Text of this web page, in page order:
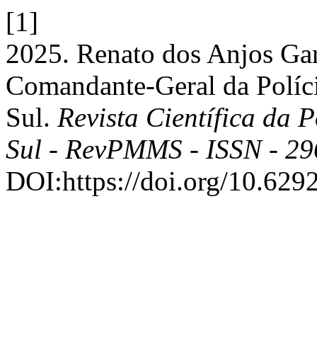
[1]
2025. Renato dos Anjos
Comandante-Geral da
Sul. Revista Científica da
Sul - RevPMMS - ISSN -
DOI:https://doi.org/